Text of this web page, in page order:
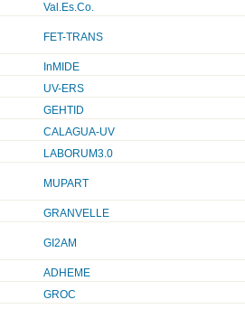
Val.Es.Co.
FET-TRANS
InMIDE
UV-ERS
GEHTID
CALAGUA-UV
LABORUM3.0
MUPART
GRANVELLE
GI2AM
ADHEME
GROC